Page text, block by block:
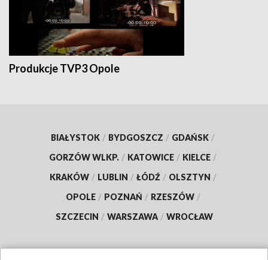
Produkcje TVP3 Opole
BIAŁYSTOK / BYDGOSZCZ / GDAŃSK /
GORZÓW WLKP. / KATOWICE / KIELCE /
KRAKÓW / LUBLIN / ŁÓDŹ / OLSZTYN /
OPOLE / POZNAŃ / RZESZÓW /
SZCZECIN / WARSZAWA / WROCŁAW